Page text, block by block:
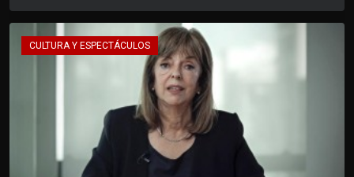
CULTURA Y ESPECTÁCULOS